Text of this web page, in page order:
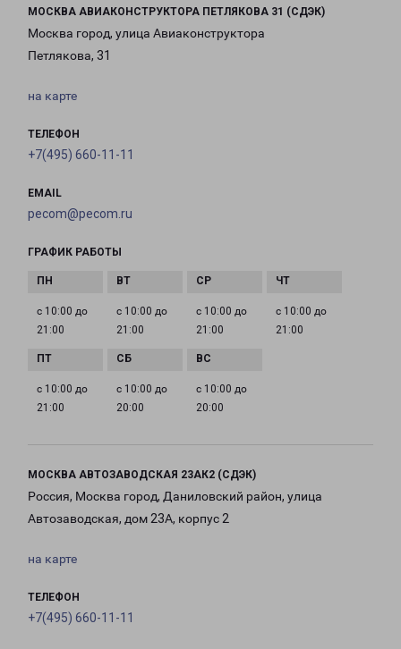
МОСКВА АВИАКОНСТРУКТОРА ПЕТЛЯКОВА 31 (СДЭК)
Москва город, улица Авиаконструктора
Петлякова, 31
на карте
ТЕЛЕФОН
+7(495) 660-11-11
EMAIL
pecom@pecom.ru
ГРАФИК РАБОТЫ
с 10:00 до
21:00
с 10:00 до
21:00
с 10:00 до
21:00
с 10:00 до
21:00
с 10:00 до
21:00
с 10:00 до
20:00
с 10:00 до
20:00
МОСКВА АВТОЗАВОДСКАЯ 23АК2 (СДЭК)
Россия, Москва город, Даниловский район, улица
Автозаводская, дом 23А, корпус 2
на карте
ТЕЛЕФОН
+7(495) 660-11-11